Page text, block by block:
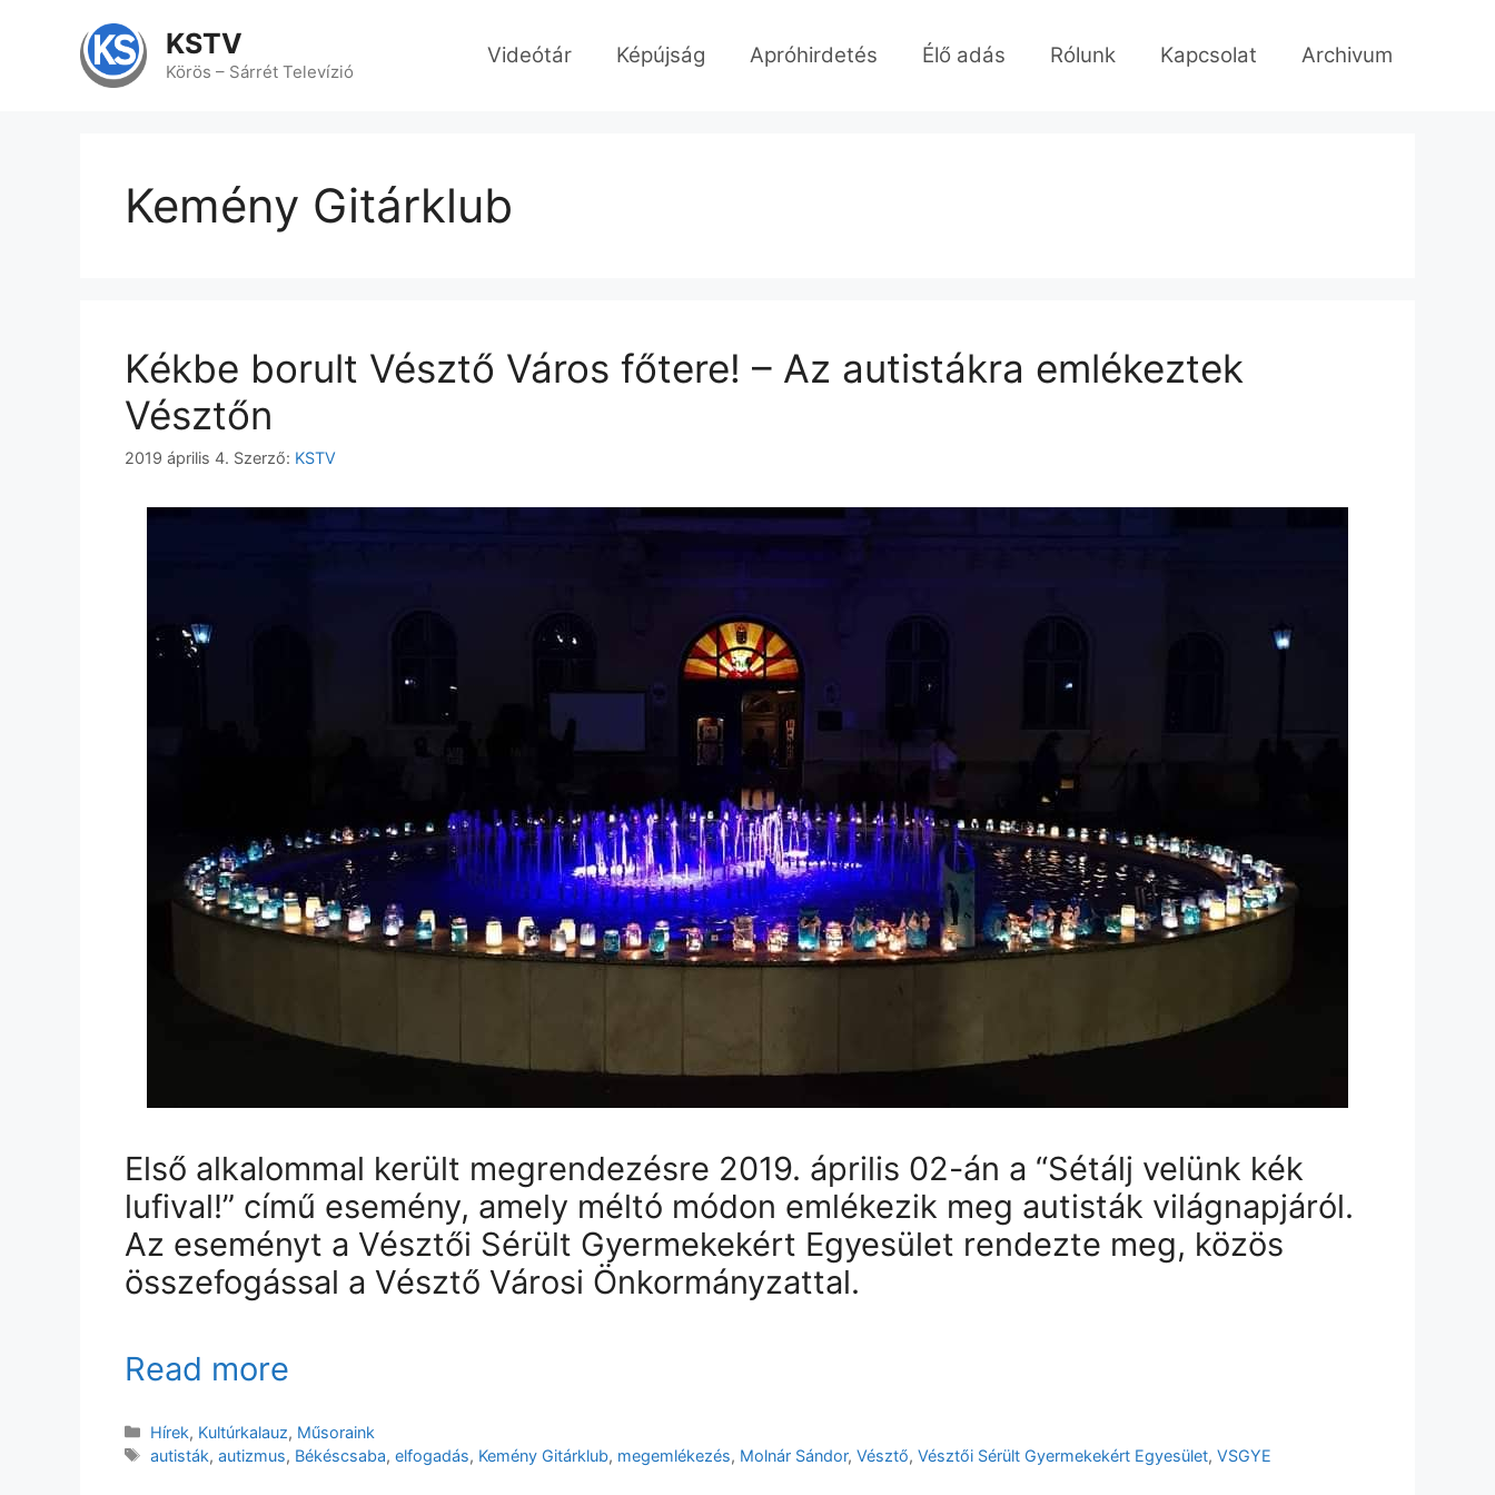
tartalomba
KSTV
Körös – Sárrét Televízió
Videótár Képújság Apróhirdetés Élő adás Rólunk Kapcsolat Archivum
Kemény Gitárklub
Kékbe borult Vésztő Város főtere! – Az autistákra emlékeztek
Vésztőn
2019 április 4. Szerző: KSTV
Első alkalommal került megrendezésre 2019. április 02-án a “Sétálj velünk kék
lufival!” című esemény, amely méltó módon emlékezik meg autisták világnapjáról.
Az eseményt a Vésztői Sérült Gyermekekért Egyesület rendezte meg, közös
összefogással a Vésztő Városi Önkormányzattal.
Read more
Kategória
Hírek, Kultúrkalauz, Műsoraink
Címkék
autisták,autizmus, Békéscsaba,elfogadás, Kemény Gitárklub, megemlékezés, Molnár Sándor,Vésztő,Vésztői Sérült Gyermekekért Egyesület,VSGYE